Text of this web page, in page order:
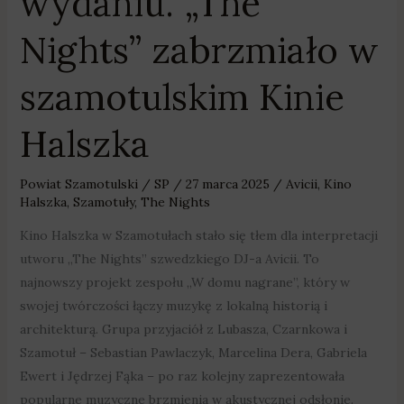
Nights” zabrzmiało w
szamotulskim Kinie
Halszka
Powiat Szamotulski/ SP / 27 marca 2025 / Avicii, Kino
Halszka, Szamotuły, The Nights
Kino Halszka w Szamotułach stało się tłem dla interpretacji
utworu „The Nights” szwedzkiego DJ-a Avicii. To
najnowszy projekt zespołu „W domu nagrane”, który w
swojej twórczości łączy muzykę z lokalną historią i
architekturą. Grupa przyjaciół z Lubasza, Czarnkowa i
Szamotuł – Sebastian Pawlaczyk, Marcelina Dera, Gabriela
Ewert i Jędrzej Fąka – po raz kolejny zaprezentowała
popularne muzyczne brzmienia w akustycznej odsłonie.